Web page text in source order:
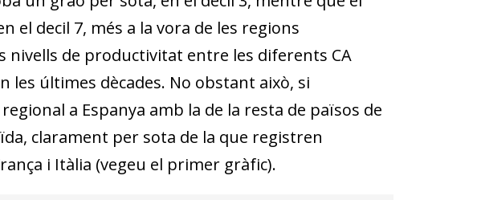
el decil 7, més a la vora de les regions
nivells de productivitat entre les diferents CA
últimes dècades. No obstant això, si
a Espanya amb la de la resta de països de
clarament per sota de la que registren
i Itàlia (vegeu el primer gràfic).